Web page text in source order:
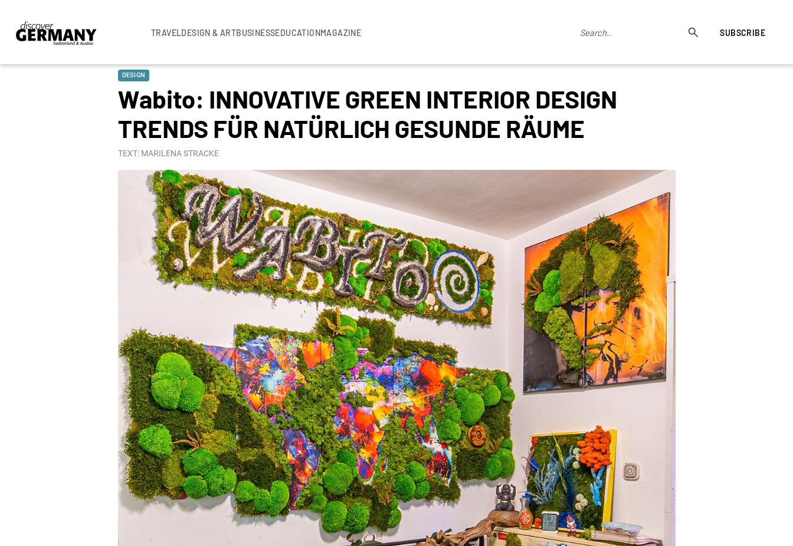
TRAVELDESIGN & ARTBUSINESSEDUCATIONMAGAZINE SUBSCRIBE
DESIGN
Wabito: INNOVATIVE GREEN INTERIOR DESIGN
TRENDS FÜR NATÜRLICH GESUNDE RÄUME
TEXT: MARILENA STRACKE